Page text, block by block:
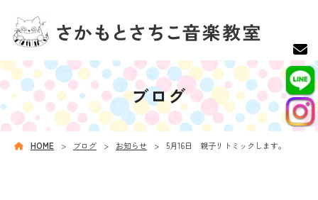
ブログ
HOME ブログ お知らせ 5月16日 親子リトミックします。